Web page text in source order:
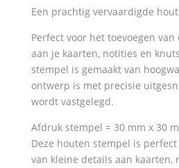
Een prachtig vervaardigde
Perfect voor het toevoegen
aan je kaarten, notities en
stempel is gemaakt van
ontwerp is met precisie
wordt vastgelegd.
Afdruk stempel = 30 mm x 30
Deze houten stempel is
van kleine details aan kaarten,